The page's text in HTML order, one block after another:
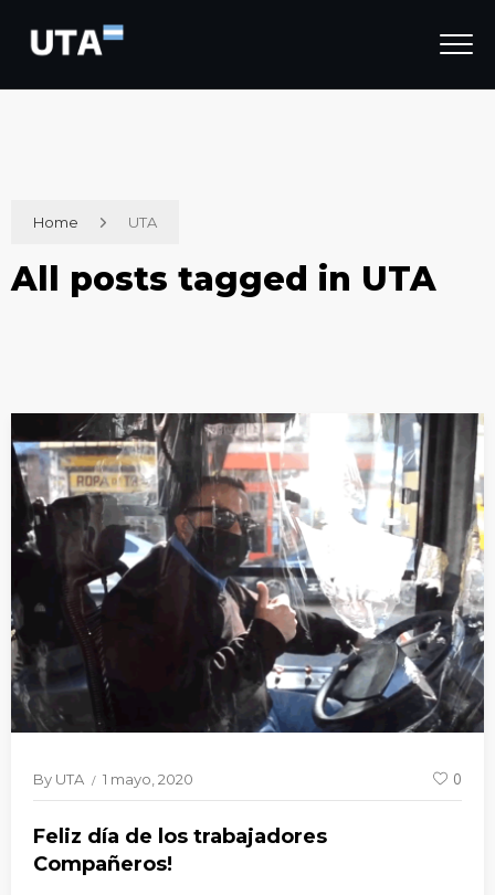
Home UTA
All posts tagged in UTA
By UTA 1 mayo, 2020 0
Feliz día de los trabajadores
Compañeros!